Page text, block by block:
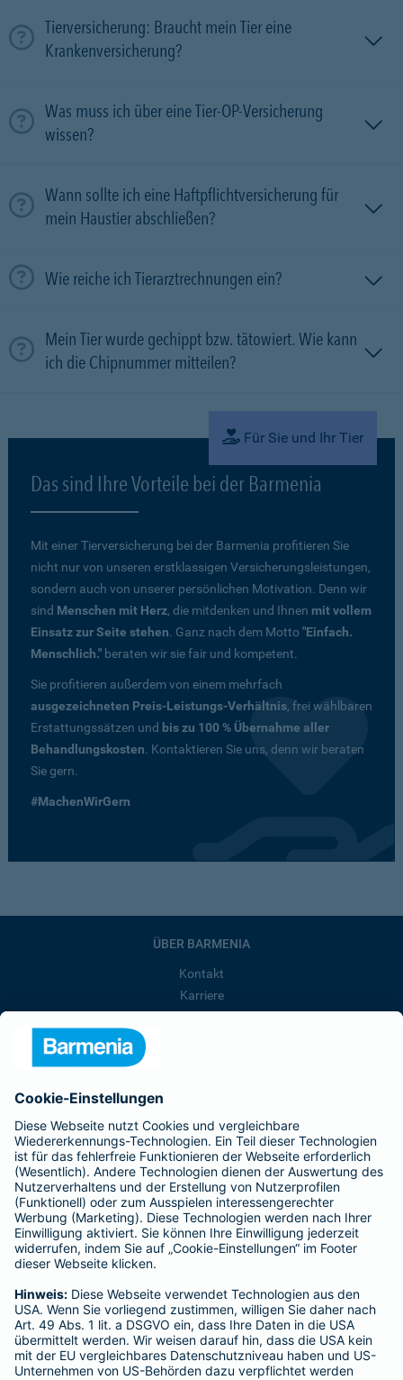
Tierversicherung: Braucht mein Tier eine
Krankenversicherung?
Was muss ich über eine Tier-OP-Versicherung
wissen?
Wann sollte ich eine Haftpflichtversicherung für
mein Haustier abschließen?
Wie reiche ich Tierarztrechnungen ein?
Mein Tier wurde gechippt bzw. tätowiert. Wie kann
ich die Chipnummer mitteilen?
Für Sie und Ihr Tier
Das sind Ihre Vorteile bei der Barmenia
Mit einer Tierversicherung bei der Barmenia profitieren Sie
nicht nur von unseren erstklassigen Versicherungsleistungen,
sondern auch von unserer persönlichen Motivation. Denn wir
sind Menschen mit Herz, die mitdenken und Ihnen mit vollem
Einsatz zur Seite stehen. Ganz nach dem Motto"Einfach.
Menschlich." beraten wir sie fair und kompetent.
Sie profitieren außerdem von einem mehrfach
ausgezeichneten Preis-Leistungs-Verhältnis, frei wählbaren
Erstattungssätzen und bis zu 100 % Übernahme aller
Behandlungskosten. Kontaktieren Sie uns, denn wir beraten
Sie gern.
#MachenWirGern
ÜBER BARMENIA
Kontakt
Karriere
Barmenia ist Teil der BarmeniaGothaer
BELIEBTE SEITEN
Kranken-Zusatzversicherung
Tierversicherungen
Haftpflichtversicherung
Hausratversicherung
Adresse ändern
Schaden melden
Kilometerstandsmeldung
Serviceübersicht